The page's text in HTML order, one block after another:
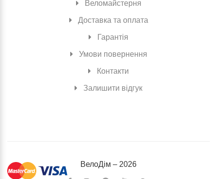
Веломайстерня
Доставка та оплата
Гарантія
Умови повернення
Контакти
Залишити відгук
ВелоДiм – 2026